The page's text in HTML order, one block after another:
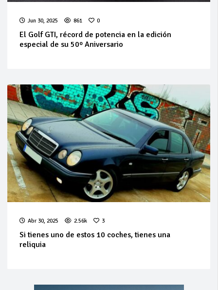
Jun 30, 2025 861 0
El Golf GTI, récord de potencia en la edición
especial de su 50º Aniversario
Abr 30, 2025 2.56k 3
Si tienes uno de estos 10 coches, tienes una
reliquia